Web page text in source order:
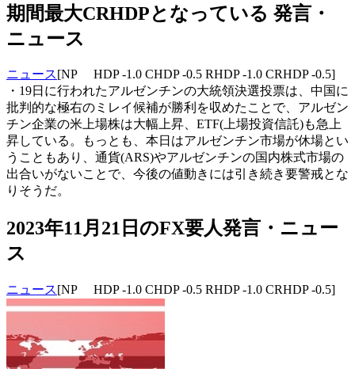
期間最大CRHDPとなっている 発言・
ニュース
ニュース[NP HDP -1.0 CHDP -0.5 RHDP -1.0 CRHDP -0.5]
・19日に行われたアルゼンチンの大統領決選投票は、中国に
批判的な極右のミレイ候補が勝利を収めたことで、アルゼン
チン企業の米上場株は大幅上昇、ETF(上場投資信託)も急上
昇している。もっとも、本日はアルゼンチン市場が休場とい
うこともあり、通貨(ARS)やアルゼンチンの国内株式市場の
出合いがないことで、今後の値動きには引き続き要警戒とな
りそうだ。
2023年11月21日のFX要人発言・ニュー
ス
ニュース[NP HDP -1.0 CHDP -0.5 RHDP -1.0 CRHDP -0.5]